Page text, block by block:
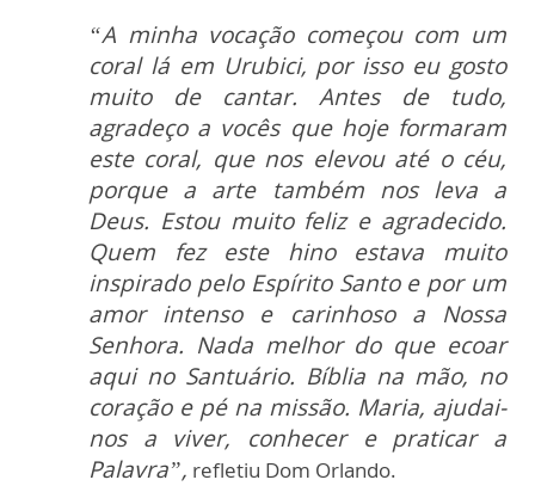
“A minha vocação começou com um
coral lá em Urubici, por isso eu gosto
muito de cantar. Antes de tudo,
agradeço a vocês que hoje formaram
este coral, que nos elevou até o céu,
porque a arte também nos leva a
Deus. Estou muito feliz e agradecido.
Quem fez este hino estava muito
inspirado pelo Espírito Santo e por um
amor intenso e carinhoso a Nossa
Senhora. Nada melhor do que ecoar
aqui no Santuário. Bíblia na mão, no
coração e pé na missão. Maria, ajudai-
nos a viver, conhecer e praticar a
Palavra”, refletiu Dom Orlando.